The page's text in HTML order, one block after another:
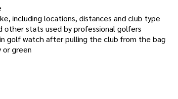
including locations, distances and club type
other stats used by professional golfers
golf watch after pulling the club from the bag
or green